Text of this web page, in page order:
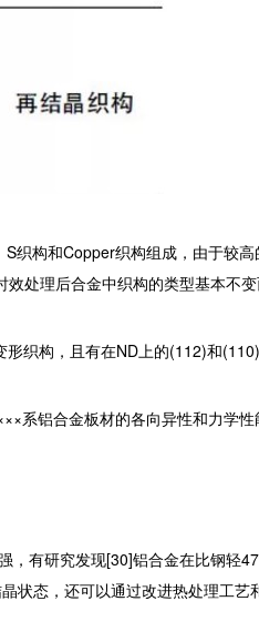
构和Copper织构组成，由于较高
处理后合金中织构的类型基本不
织构，且有在ND上的(112)和
系铝合金板材的各向异性和力学性
有研究发现[30]铝合金在比钢轻
状态，还可以通过改进热处理工艺